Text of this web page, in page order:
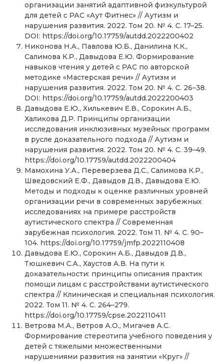
организации занятий адаптивной физкультурой
для детей с РАС «Аут Фитнес» // Аутизм и
нарушения развития. 2022. Том 20. № 4. С. 17–25.
DOI: https://doi.org/10.17759/autdd.2022200402
Никонова Н.А., Павлова Ю.Б., Данилина К.К.,
Салимова К.Р., Давыдова Е.Ю. Формирование
навыков чтения у детей с РАС по авторской
методике «Мастерская речи» // Аутизм и
нарушения развития. 2022. Том 20. № 4. С. 26–38.
DOI: https://doi.org/10.17759/autdd.2022200403
Давыдова Е.Ю., Хилькевич Е.В., Сорокин А.Б.,
Халикова Д.Р. Принципы организации
исследования инклюзивных музейных программ
в русле доказательного подхода // Аутизм и
нарушения развития. 2022. Том 20. № 4. С. 39–49.
https://doi.org/10.17759/autdd.2022200404
Мамохина У.А., Переверзева Д.С., Салимова К.Р.,
Шведовский Е.Ф., Давыдов Д.В., Давыдова Е.Ю.
Методы и подходы к оценке различных уровней
организации речи в современных зарубежных
исследованиях на примере расстройств
аутистического спектра // Современная
зарубежная психология. 2022. Том 11. № 4. С. 90–
104. https://doi.org/10.17759/jmfp.2022110408
Давыдова Е.Ю., Сорокин А.Б., Давыдов Д.В.,
Тюшкевич С.А., Хаустов А.В. На пути к
доказательности: принципы описания практик
помощи лицам с расстройствами аутистического
спектра // Клиническая и специальная психология.
2022. Том 11. № 4. С. 264–279.
https://doi.org/10.17759/cpse.2022110411
Ветрова М.А., Ветров А.О., Мигачев А.С.
Формирование стереотипа учебного поведения у
детей с тяжелыми множественными
нарушениями развития на занятии «Круг» //